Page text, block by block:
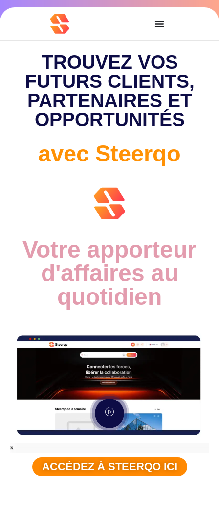
TROUVEZ VOS
FUTURS CLIENTS,
PARTENAIRES ET
OPPORTUNITÉS
avec Steerqo
Votre apporteur
d'affaires au
quotidien
ACCÉDEZ À STEERQO ICI